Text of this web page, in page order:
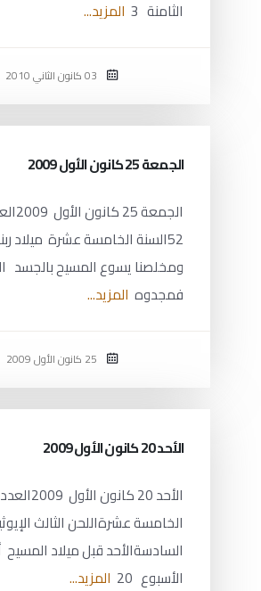
الثامنة 3 المزيد...
الجمعة 25 كانون الأول 2009
الجمعة 25
52السنة الخامسة عشرة ميلاد
ومخلصنا يسوع المسيح بالجسد
فمجدوه المزيد...
الأحد 20 كانون الأول 2009
الخامسة عشرةاللحن الثالث
السادسةالأحد قبل ميلاد المسيح
الأسبوع 20
المزيد...